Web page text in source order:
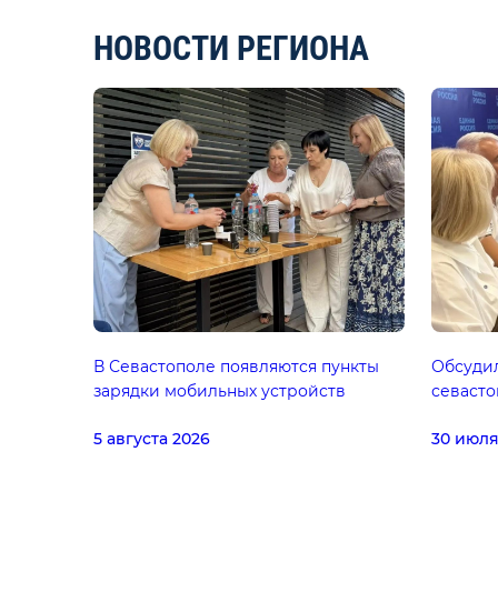
НОВОСТИ РЕГИОНА
В Севастополе появляются пункты
зарядки мобильных устройств
5 августа 2026 30